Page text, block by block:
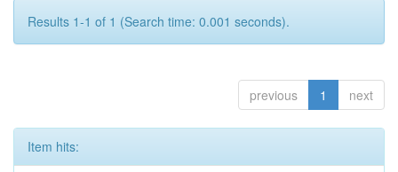
Results 1-1 of 1 (Search time: 0.001 seconds).
previous 1 next
Item hits: